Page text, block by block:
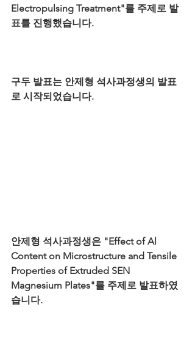
Electropulsing Treatment"를 주제로 발
표를 진행했습니다.
구두 발표는 안제형 석사과정생의 발표
로 시작되었습니다.
안제형 석사과정생은 "Effect of Al
Content on Microstructure and Tensile
Properties of Extruded SEN
Magnesium Plates"를 주제로 발표하였
습니다.